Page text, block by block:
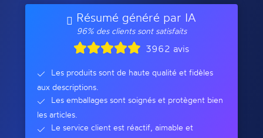
Résumé généré par IA
96% des clients sont satisfaits
3962 avis
Les produits sont de haute qualité et fidèles
aux descriptions.
Les emballages sont soignés et protègent bien
les articles.
Le service client est réactif, aimable et